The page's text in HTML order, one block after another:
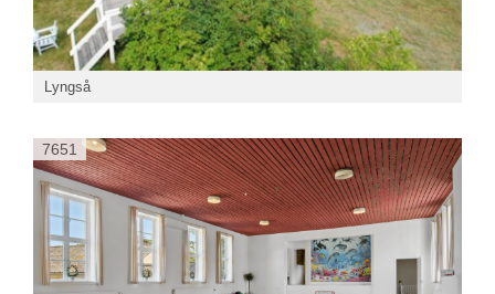
Lyngså
7651